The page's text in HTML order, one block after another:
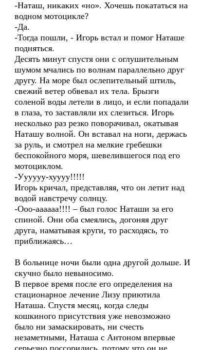
-Наташ, никаких «но». Хочешь покататься на
водном мотоцикле?
-Да.
-Тогда пошли, - Игорь встал и помог Наташе
подняться.
Десять минут спустя они с оглушительным
шумом мчались по волнам параллельно друг
другу. На море был ослепительный штиль,
свежий ветер обвевал их тела. Брызги
соленой воды летели в лицо, и если попадали
в глаза, то заставляли их слезиться. Игорь
несколько раз резко поворачивал, окатывая
Наташу волной. Он вставал на ноги, держась
за руль, и смотрел на мелкие гребешки
беспокойного моря, шевелившегося под его
мотоциклом.
-Уууууу-хуууу!!!!!
Игорь кричал, представляя, что он летит над
водой навстречу солнцу.
-Ооо-аааааа!!!! – был голос Наташи за его
спиной. Они оба смеялись, догоняя друг
друга, наматывая круги, то расходясь, то
приближаясь…
В больнице ночи были одна другой дольше. И
скучно было невыносимо.
В первое время после его определения на
стационарное лечение Лизу приютила
Наташа. Спустя месяц, когда следы
кошкиного присутствия уже невозможно
было ни замаскировать, ни счесть
незаметными, Наташа с Антоном впервые
серьезно поссорились, потому что он не